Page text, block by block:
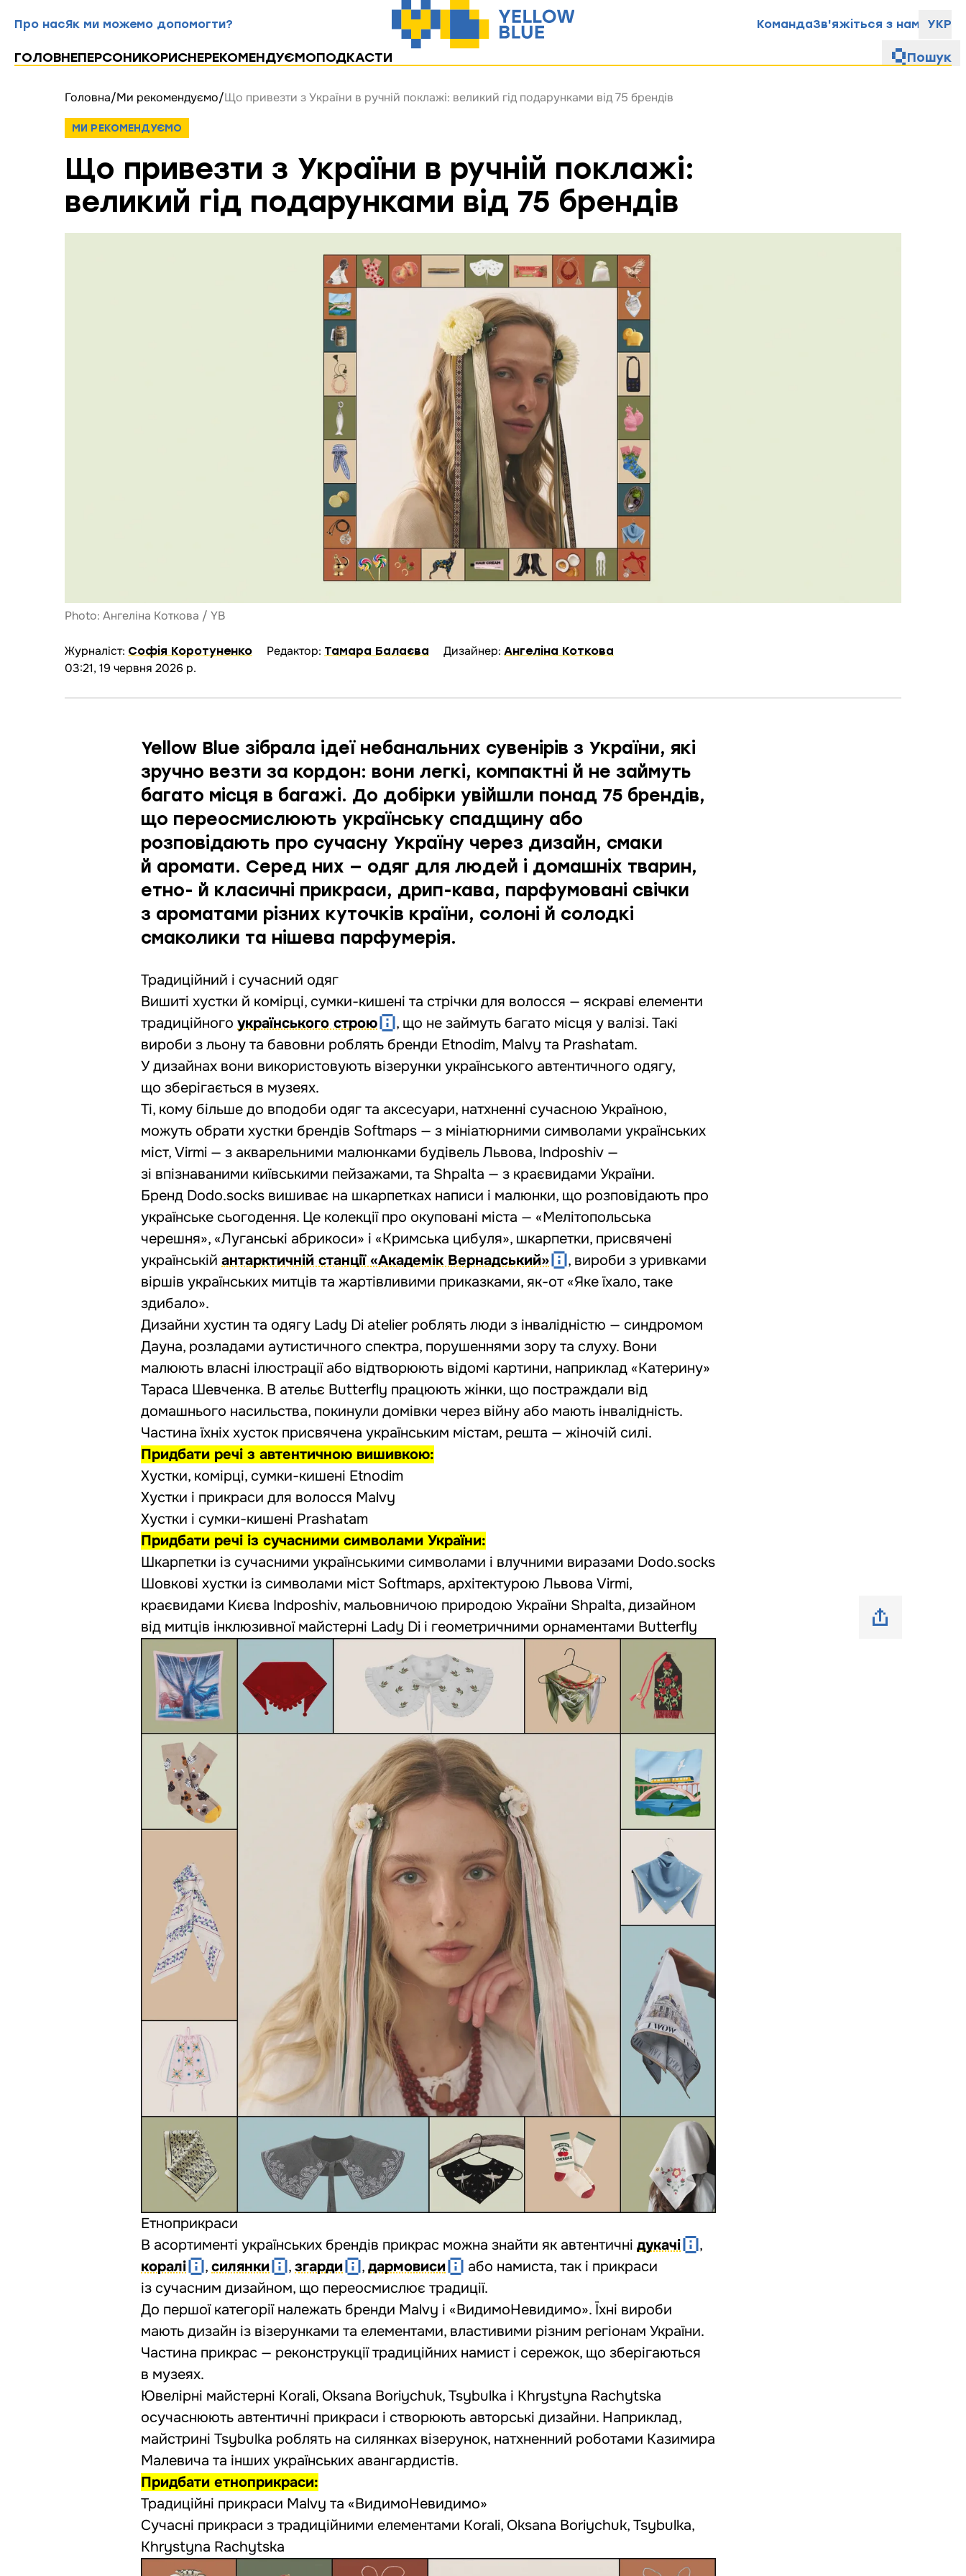
Про насЯк ми можемо допомогти? КомандаЗв'яжіться з нами УКР
ГОЛОВНЕПЕРСОНИКОРИСНЕРЕКОМЕНДУЄМОПОДКАСТИ Пошук
Головна/Ми рекомендуємо/Що привезти з України в ручній поклажі: великий гід подарунками від 75 брендів
МИ РЕКОМЕНДУЄМО
Що привезти з України в ручній поклажі:
великий гід подарунками від 75 брендів
Photo: Ангеліна Коткова / YB
Журналіст: Софія Коротуненко Редактор: Тамара Балаєва Дизайнер: Ангеліна Коткова
03:21, 19 червня 2026 р.
Yellow Blue зібрала ідеї небанальних сувенірів з України, які
зручно везти за кордон: вони легкі, компактні й не займуть
багато місця в багажі. До добірки увійшли понад 75 брендів,
що переосмислюють українську спадщину або
розповідають про сучасну Україну через дизайн, смаки
й аромати. Серед них — одяг для людей і домашніх тварин,
етно- й класичні прикраси, дрип-кава, парфумовані свічки
з ароматами різних куточків країни, солоні й солодкі
смаколики та нішева парфумерія.
Традиційний і сучасний одяг
Вишиті хустки й комірці, сумки-кишені та стрічки для волосся — яскраві елементи
традиційного українського строю
, що не займуть багато місця у валізі. Такі
вироби з льону та бавовни роблять бренди Etnodim, Malvy та Prashatam.
У дизайнах вони використовують візерунки українського автентичного одягу,
що зберігається в музеях.
Ті, кому більше до вподоби одяг та аксесуари, натхненні сучасною Україною,
можуть обрати хустки брендів Softmaps — з мініатюрними символами українських
міст, Virmi — з акварельними малюнками будівель Львова, Indposhiv —
зі впізнаваними київськими пейзажами, та Shpalta — з краєвидами України.
Бренд Dodo.socks вишиває на шкарпетках написи і малюнки, що розповідають про
українське сьогодення. Це колекції про окуповані міста — «Мелітопольська
черешня», «Луганські абрикоси» і «Кримська цибуля», шкарпетки, присвячені
українській антарктичній станції «Академік Вернадський»
, вироби з уривками
віршів українських митців та жартівливими приказками, як-от «Яке їхало, таке
здибало».
Дизайни хустин та одягу Lady Di atelier роблять люди з інвалідністю — синдромом
Дауна, розладами аутистичного спектра, порушеннями зору та слуху. Вони
малюють власні ілюстрації або відтворюють відомі картини, наприклад «Катерину»
Тараса Шевченка. В ательє Butterfly працюють жінки, що постраждали від
домашнього насильства, покинули домівки через війну або мають інвалідність.
Частина їхніх хусток присвячена українським містам, решта — жіночій силі.
Придбати речі з автентичною вишивкою:
Хустки, комірці, сумки-кишені Etnodim
Хустки і прикраси для волосся Malvy
Хустки і сумки-кишені Prashatam
Придбати речі із сучасними символами України:
Шкарпетки із сучасними українськими символами і влучними виразами Dodo.socks
Шовкові хустки із символами міст Softmaps, архітектурою Львова Virmi,
краєвидами Києва Indposhiv, мальовничою природою України Shpalta, дизайном
від митців інклюзивної майстерні Lady Di і геометричними орнаментами Butterfly
Етноприкраси
В асортименті українських брендів прикрас можна знайти як автентичні дукачі
,
коралі
, силянки , згарди , дармовиси
або намиста, так і прикраси
із сучасним дизайном, що переосмислює традиції.
До першої категорії належать бренди Malvy і «ВидимоНевидимо». Їхні вироби
мають дизайн із візерунками та елементами, властивими різним регіонам України.
Частина прикрас — реконструкції традиційних намист і сережок, що зберігаються
в музеях.
Ювелірні майстерні Korali, Oksana Boriychuk, Tsybulka і Khrystyna Rachytska
осучаснюють автентичні прикраси і створюють авторські дизайни. Наприклад,
майстрині Tsybulka роблять на силянках візерунок, натхненний роботами Казимира
Малевича та інших українських авангардистів.
Придбати етноприкраси:
Традиційні прикраси Malvy та «ВидимоНевидимо»
Сучасні прикраси з традиційними елементами Korali, Oksana Boriychuk, Tsybulka,
Khrystyna Rachytska